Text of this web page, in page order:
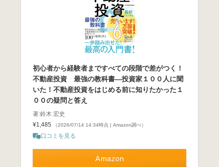
初心者から経験者まですべての段階で差がつく！
不動産投資 最強の教科書―投資家１００人に聞
いた！不動産投資をはじめる前に知りたかった１
００の疑問と答え
著:鈴木 宏史
¥1,485
（2026/07/14 14:34時点 | Amazon調べ）
口コミを見る
Amazon